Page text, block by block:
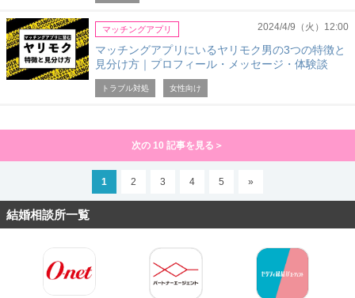
マッチングアプリ 2024/4/9（火）12:00
マッチングアプリにいるヤリモク男の3つの特徴と
見分け方｜プロフィール・メッセージ・体験談
トラブル対処 女性向け
次の 10 記事を見る＞
1 2 3 4 5 »
結婚相談所一覧